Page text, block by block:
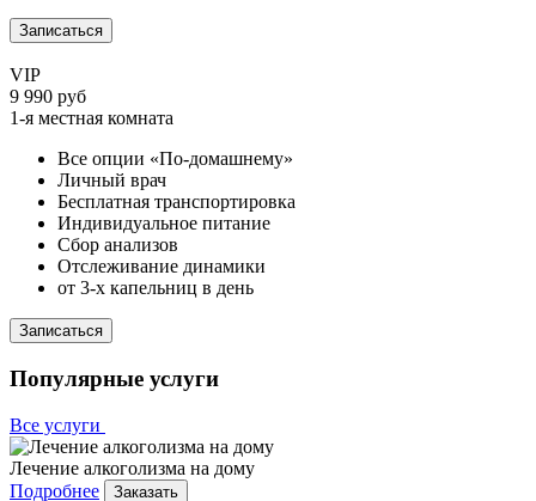
Записаться
VIP
9 990 руб
1-я местная комната
Все опции «По-домашнему»
Личный врач
Бесплатная транспортировка
Индивидуальное питание
Сбор анализов
Отслеживание динамики
от 3-х капельниц в день
Записаться
Популярные услуги
Все услуги
Лечение алкоголизма на дому
Подробнее
Заказать